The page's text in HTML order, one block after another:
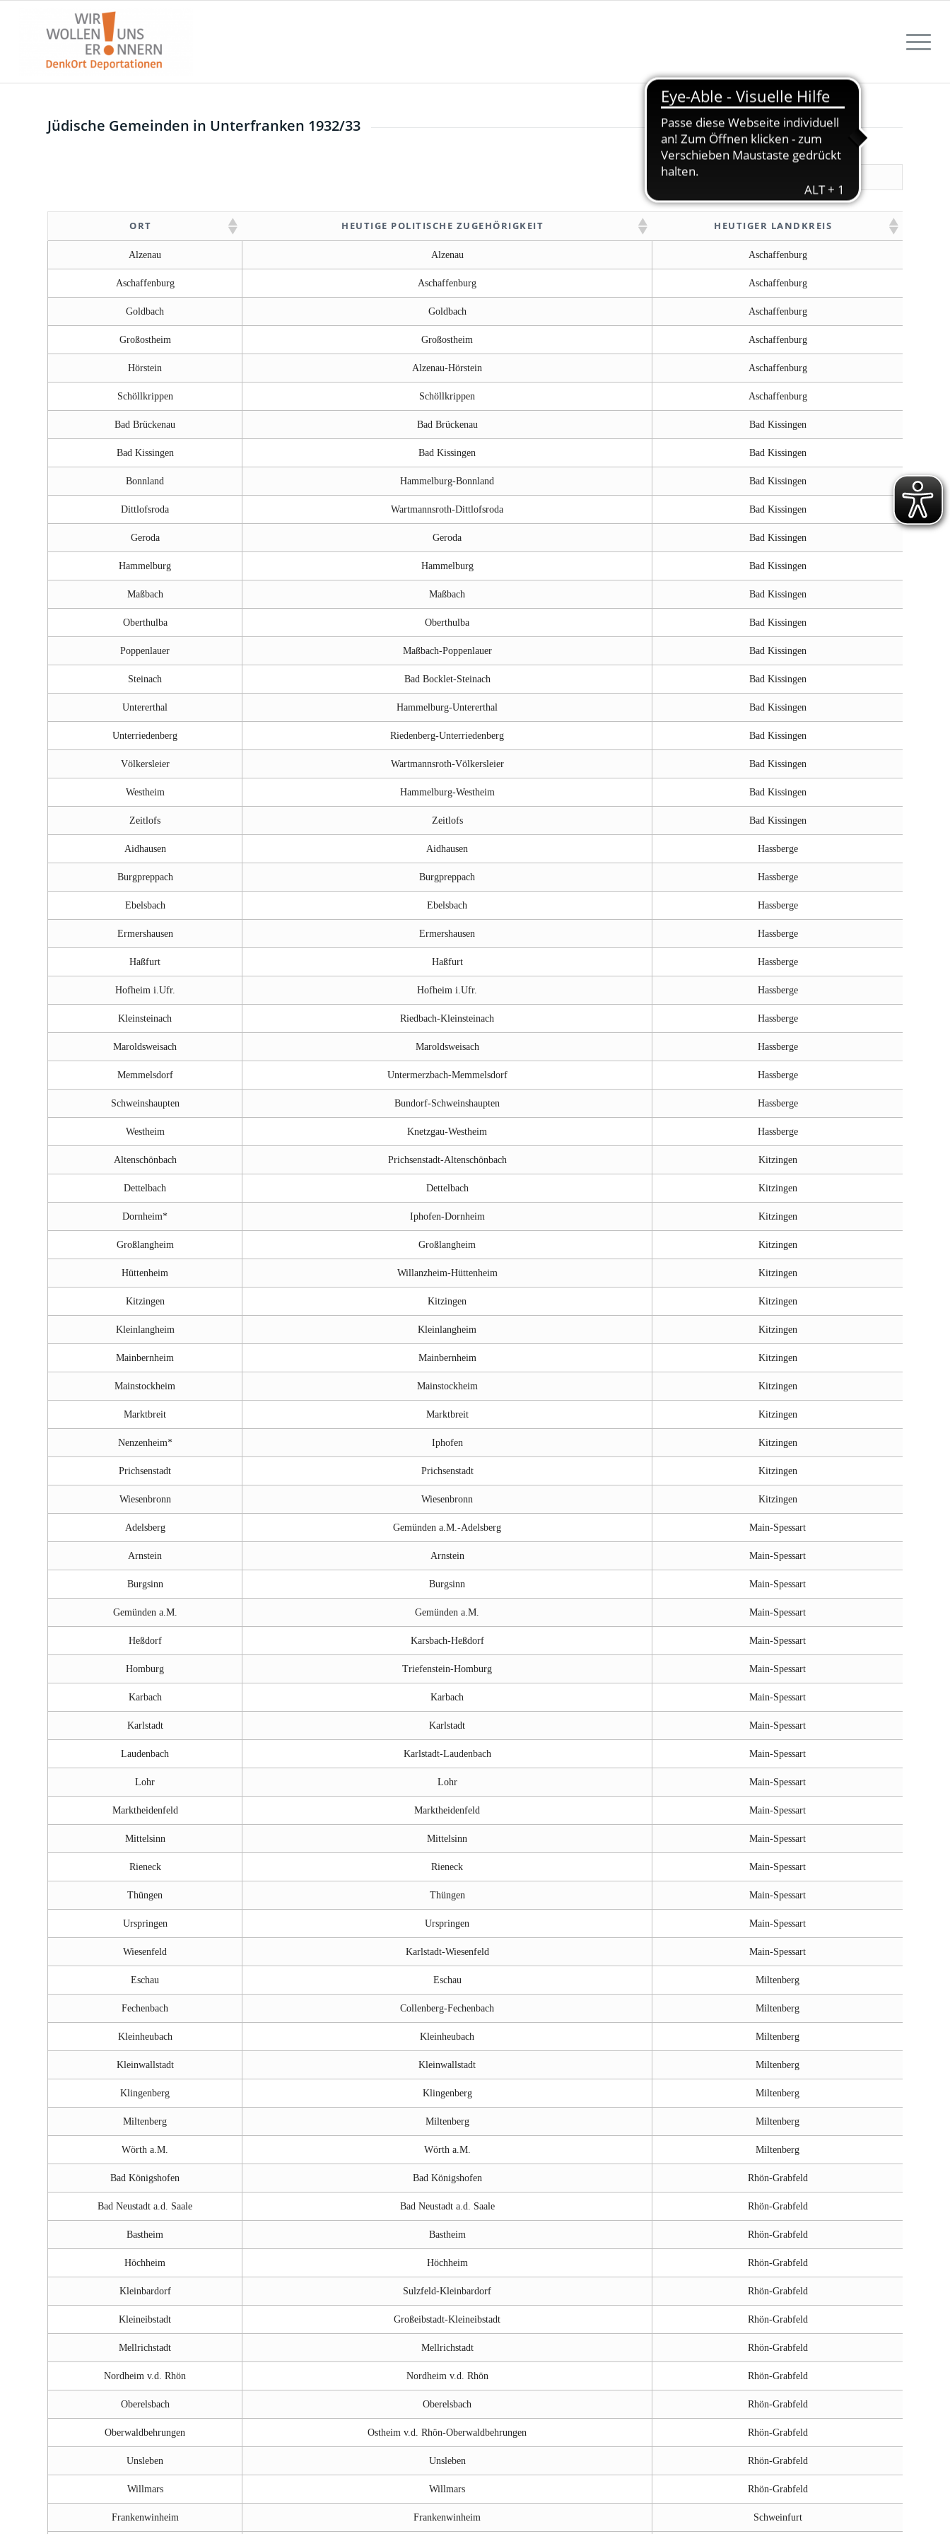
Jüdische Gemeinden in Unterfranken 1932/33
Suchen:
ORT HEUTIGE POLITISCHE ZUGEHÖRIGKEIT
HEUTIGER LANDKREIS
ORT
HEUTIGE POLITISCHE ZUGEHÖRIGKEIT HEUTIGER LANDKREIS
Alzenau Alzenau Aschaffenburg
Aschaffenburg Aschaffenburg Aschaffenburg
Goldbach Goldbach Aschaffenburg
Großostheim Großostheim Aschaffenburg
Hörstein Alzenau-Hörstein Aschaffenburg
Schöllkrippen Schöllkrippen Aschaffenburg
Bad Brückenau Bad Brückenau Bad Kissingen
Bad Kissingen Bad Kissingen Bad Kissingen
Bonnland Hammelburg-Bonnland Bad Kissingen
Dittlofsroda Wartmannsroth-Dittlofsroda Bad Kissingen
Geroda Geroda Bad Kissingen
Hammelburg Hammelburg Bad Kissingen
Maßbach Maßbach Bad Kissingen
Oberthulba Oberthulba Bad Kissingen
Poppenlauer Maßbach-Poppenlauer Bad Kissingen
Steinach Bad Bocklet-Steinach Bad Kissingen
Untererthal Hammelburg-Untererthal Bad Kissingen
Unterriedenberg Riedenberg-Unterriedenberg Bad Kissingen
Völkersleier Wartmannsroth-Völkersleier Bad Kissingen
Westheim Hammelburg-Westheim Bad Kissingen
Zeitlofs Zeitlofs Bad Kissingen
Aidhausen Aidhausen Hassberge
Burgpreppach Burgpreppach Hassberge
Ebelsbach Ebelsbach Hassberge
Ermershausen Ermershausen Hassberge
Haßfurt Haßfurt Hassberge
Hofheim i.Ufr. Hofheim i.Ufr. Hassberge
Kleinsteinach Riedbach-Kleinsteinach Hassberge
Maroldsweisach Maroldsweisach Hassberge
Memmelsdorf Untermerzbach-Memmelsdorf Hassberge
Schweinshaupten Bundorf-Schweinshaupten Hassberge
Westheim Knetzgau-Westheim Hassberge
Altenschönbach Prichsenstadt-Altenschönbach Kitzingen
Dettelbach Dettelbach Kitzingen
Dornheim* Iphofen-Dornheim Kitzingen
Großlangheim Großlangheim Kitzingen
Hüttenheim Willanzheim-Hüttenheim Kitzingen
Kitzingen Kitzingen Kitzingen
Kleinlangheim Kleinlangheim Kitzingen
Mainbernheim Mainbernheim Kitzingen
Mainstockheim Mainstockheim Kitzingen
Marktbreit Marktbreit Kitzingen
Nenzenheim* Iphofen Kitzingen
Prichsenstadt Prichsenstadt Kitzingen
Wiesenbronn Wiesenbronn Kitzingen
Adelsberg Gemünden a.M.-Adelsberg Main-Spessart
Arnstein Arnstein Main-Spessart
Burgsinn Burgsinn Main-Spessart
Gemünden a.M. Gemünden a.M. Main-Spessart
Heßdorf Karsbach-Heßdorf Main-Spessart
Homburg Triefenstein-Homburg Main-Spessart
Karbach Karbach Main-Spessart
Karlstadt Karlstadt Main-Spessart
Laudenbach Karlstadt-Laudenbach Main-Spessart
Lohr Lohr Main-Spessart
Marktheidenfeld Marktheidenfeld Main-Spessart
Mittelsinn Mittelsinn Main-Spessart
Rieneck Rieneck Main-Spessart
Thüngen Thüngen Main-Spessart
Urspringen Urspringen Main-Spessart
Wiesenfeld Karlstadt-Wiesenfeld Main-Spessart
Eschau Eschau Miltenberg
Fechenbach Collenberg-Fechenbach Miltenberg
Kleinheubach Kleinheubach Miltenberg
Kleinwallstadt Kleinwallstadt Miltenberg
Klingenberg Klingenberg Miltenberg
Miltenberg Miltenberg Miltenberg
Wörth a.M. Wörth a.M. Miltenberg
Bad Königshofen Bad Königshofen Rhön-Grabfeld
Bad Neustadt a.d. Saale Bad Neustadt a.d. Saale Rhön-Grabfeld
Bastheim Bastheim Rhön-Grabfeld
Höchheim Höchheim Rhön-Grabfeld
Kleinbardorf Sulzfeld-Kleinbardorf Rhön-Grabfeld
Kleineibstadt Großeibstadt-Kleineibstadt Rhön-Grabfeld
Mellrichstadt Mellrichstadt Rhön-Grabfeld
Nordheim v.d. Rhön Nordheim v.d. Rhön Rhön-Grabfeld
Oberelsbach Oberelsbach Rhön-Grabfeld
Oberwaldbehrungen Ostheim v.d. Rhön-Oberwaldbehrungen Rhön-Grabfeld
Unsleben Unsleben Rhön-Grabfeld
Willmars Willmars Rhön-Grabfeld
Frankenwinheim Frankenwinheim Schweinfurt